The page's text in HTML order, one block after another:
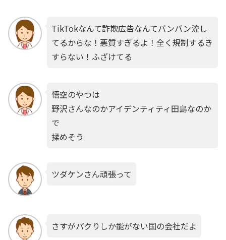
TikTokなんて詐欺広告なんてバンバン流し
てるからな！悪質すぎるよ！全く規制するき
すらない！ふざけてる
悟空のやつは
野沢さんなのかアイデンティティ田島なのか
で
揉めそう
ツダケンさん頑張って
さすがパクりしか能がない国の会社だよ